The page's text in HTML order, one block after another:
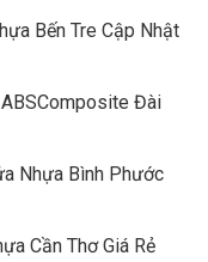
Bến Tre Cập Nhật
Đài
Nhựa Bình Phước
Cần Thơ Giá Rẻ